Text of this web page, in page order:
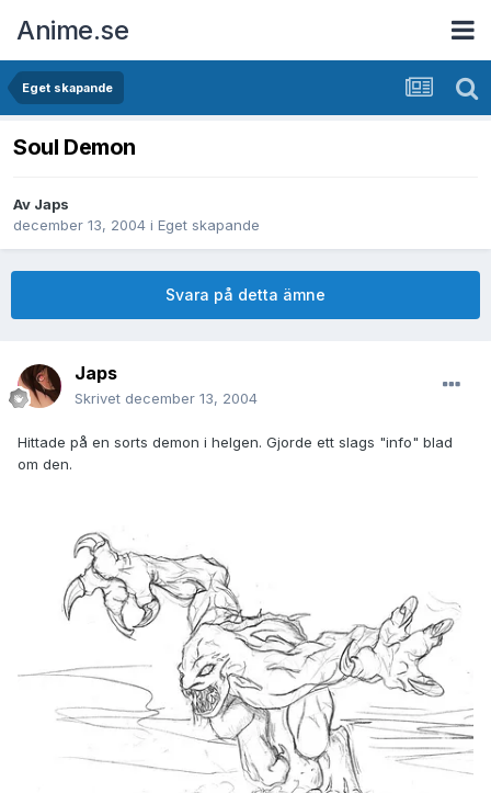
Anime.se
Eget skapande
Soul Demon
Av Japs
december 13, 2004 i Eget skapande
Svara på detta ämne
Japs
Skrivet december 13, 2004
Hittade på en sorts demon i helgen. Gjorde ett slags "info" blad
om den.